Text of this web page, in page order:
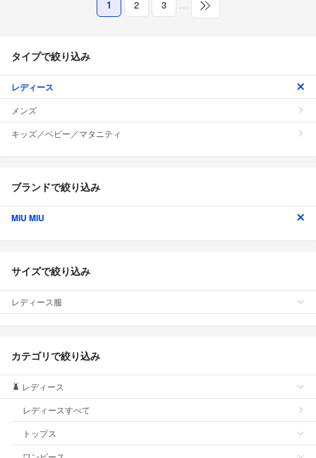
1 2 3 …
タイプで絞り込み
レディース
メンズ
キッズ／ベビー／マタニティ
ブランドで絞り込み
MIU MIU
サイズで絞り込み
レディース服
カテゴリで絞り込み
レディース
レディースすべて
トップス